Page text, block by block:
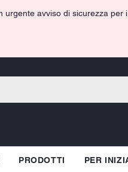
urgente avviso di sicurezza
PRODOTTI PER